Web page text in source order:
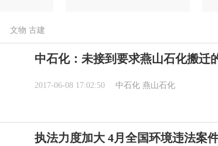
文物 古建
中石化：未接到要求燕山石化搬迁
2017-06-08 17:02:50 中石化 燕山石化
执法力度加大 4月全国环境违法案